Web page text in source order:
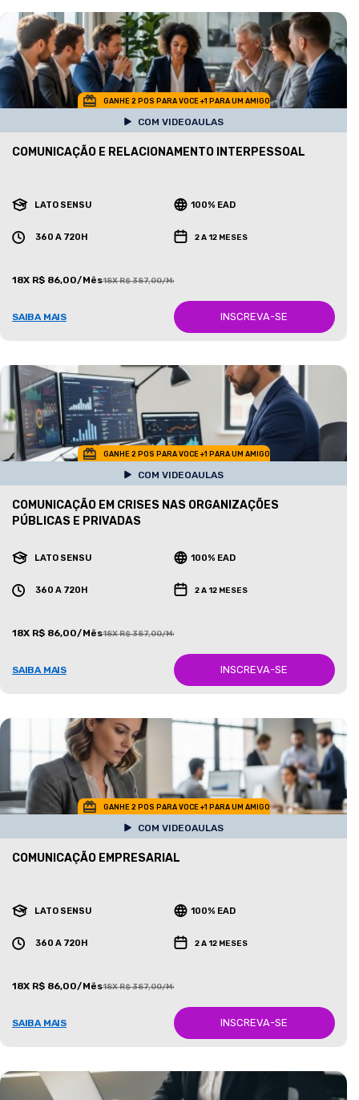
GANHE 2 POS PARA VOCE +1 PARA UM AMIGO
COM VIDEOAULAS
COMUNICAÇÃO E RELACIONAMENTO INTERPESSOAL
LATO SENSU 100% EAD
360 A 720H 2 A 12 MESES
18X R$ 86,00/Mês18X R$ 387,00/Mês
SAIBA MAIS INSCREVA-SE
GANHE 2 POS PARA VOCE +1 PARA UM AMIGO
COM VIDEOAULAS
COMUNICAÇÃO EM CRISES NAS ORGANIZAÇÕES
PÚBLICAS E PRIVADAS
LATO SENSU 100% EAD
360 A 720H 2 A 12 MESES
18X R$ 86,00/Mês18X R$ 387,00/Mês
SAIBA MAIS INSCREVA-SE
GANHE 2 POS PARA VOCE +1 PARA UM AMIGO
COM VIDEOAULAS
COMUNICAÇÃO EMPRESARIAL
LATO SENSU 100% EAD
360 A 720H 2 A 12 MESES
18X R$ 86,00/Mês18X R$ 387,00/Mês
SAIBA MAIS INSCREVA-SE